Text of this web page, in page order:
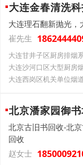
大连金春清洗
大连理石翻新抛光
崔先生
大连甘井子区厨房排烟
大连沙河口区大型厨房
大连西岗区机关单位烟
北京潘家园御
北京古旧书回收-北
回收
赵女士